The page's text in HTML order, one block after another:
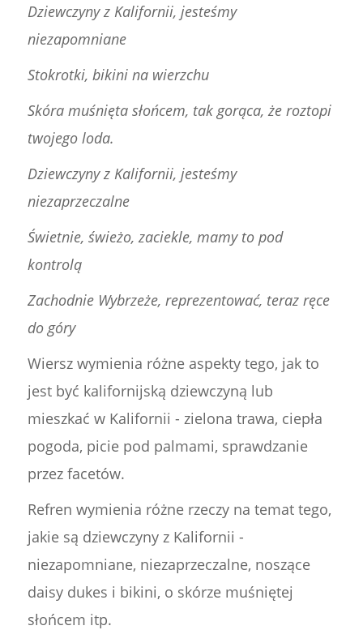
Dziewczyny z Kalifornii, jesteśmy
niezapomniane
Stokrotki, bikini na wierzchu
Skóra muśnięta słońcem, tak gorąca, że roztopi
twojego loda.
Dziewczyny z Kalifornii, jesteśmy
niezaprzeczalne
Świetnie, świeżo, zaciekle, mamy to pod
kontrolą
Zachodnie Wybrzeże, reprezentować, teraz ręce
do góry
Wiersz wymienia różne aspekty tego, jak to
jest być kalifornijską dziewczyną lub
mieszkać w Kalifornii - zielona trawa, ciepła
pogoda, picie pod palmami, sprawdzanie
przez facetów.
Refren wymienia różne rzeczy na temat tego,
jakie są dziewczyny z Kalifornii -
niezapomniane, niezaprzeczalne, noszące
daisy dukes i bikini, o skórze muśniętej
słońcem itp.